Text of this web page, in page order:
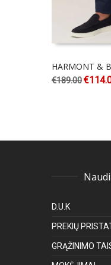
HARMONT &
€189.00€
D.U.K
PREKIŲ
GRĄŽINIMO